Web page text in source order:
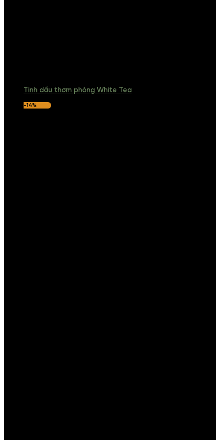
Tinh dầu thơm phòng White Tea
-14%